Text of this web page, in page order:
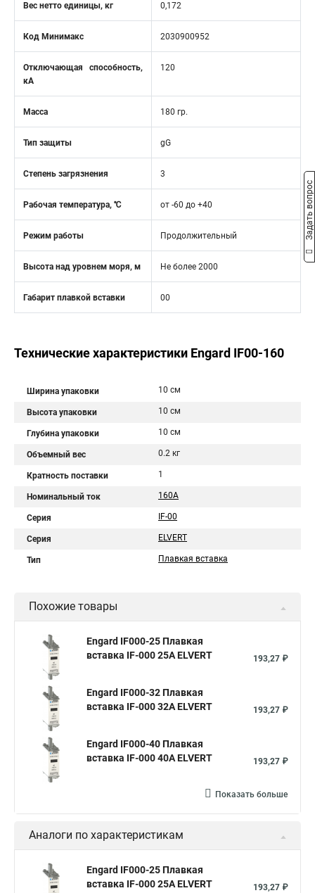
Вес нетто единицы, кг 0,172
Код Минимакс 2030900952
Отключающая способность,
кA
120
Масса 180 гр.
Тип защиты gG
Степень загрязнения 3
Рабочая температура, ℃ от -60 до +40
Режим работы Продолжительный
Высота над уровнем моря, м Не более 2000
Габарит плавкой вставки 00
Технические характеристики Engard IF00-160
Ширина упаковки 10 см
Высота упаковки 10 см
Глубина упаковки 10 см
Объемный вес 0.2 кг
Кратность поставки 1
Номинальный ток 160А
Серия IF-00
Серия ELVERT
Тип Плавкая вставка
Похожие товары
Engard IF000-25 Плавкая
вставка IF-000 25А ELVERT
193,27 ₽
Engard IF000-32 Плавкая
вставка IF-000 32А ELVERT
193,27 ₽
Engard IF000-40 Плавкая
вставка IF-000 40А ELVERT
193,27 ₽
Показать больше
Аналоги по характеристикам
Engard IF000-25 Плавкая
вставка IF-000 25А ELVERT
193,27 ₽
Задать вопрос